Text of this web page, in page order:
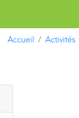
Accueil Activités